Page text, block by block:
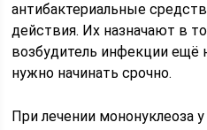
антибактериальные
действия. Их назначают в
возбудитель инфекции ещё
нужно начинать срочно.
При лечении мононуклеоза